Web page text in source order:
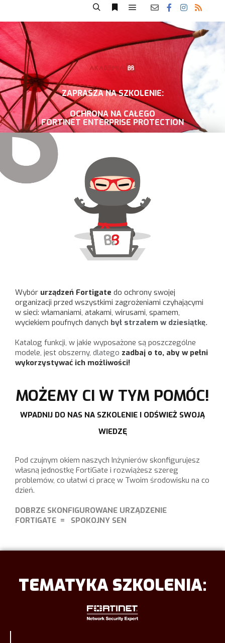
ZAPRASZA NA SZKOLENIE:
OCHRONA NA CAŁEGO
FORTINET ENTERPRISE PROTECTION
Wybór urządzeń Fortigate do ochrony swojej
organizacji przed wszystkimi zagrożeniami czyhającymi
w sieci: włamaniami, atakami, wirusami, spamem,
wyciekiem poufnych danych był strzałem w dziesiątkę.
Katalog funkcji, w jakie wyposażone są poszczególne
modele, jest obszerny, dlatego zadbaj o to, aby w pełni
wykorzystywać ich możliwości!
MOŻEMY CI W TYM POMÓC!
WPADNIJ DO NAS NA SZKOLENIE I ODŚWIEŻ SWOJĄ
WIEDZĘ
Pod czujnym okiem naszych Inżynierów skonfigurujesz
własną jednostkę FortiGate i rozwiążesz szereg
problemów, co ułatwi ci pracę w Twoim środowisku na co
dzień.
DOBRZE SKONFIGUROWANE URZĄDZENIE
FORTIGATE = SPOKOJNY SEN
TEMATYKA SZKOLENIA: